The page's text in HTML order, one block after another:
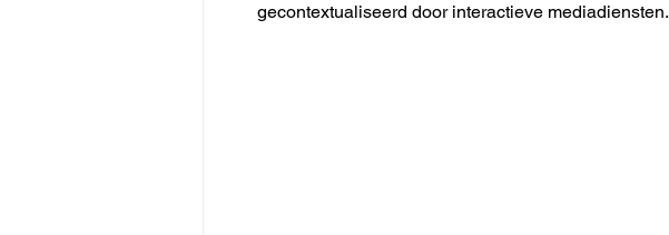
gecontextualiseerd door interactieve mediadiensten.